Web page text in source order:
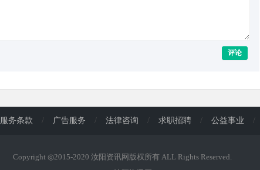
评论
服务条款 / 广告服务 / 法律咨询 / 求职招聘 / 公益事业 /
Copyright ◎2015-2020 汝阳资讯网版权所有 ALL Rights Reserved.